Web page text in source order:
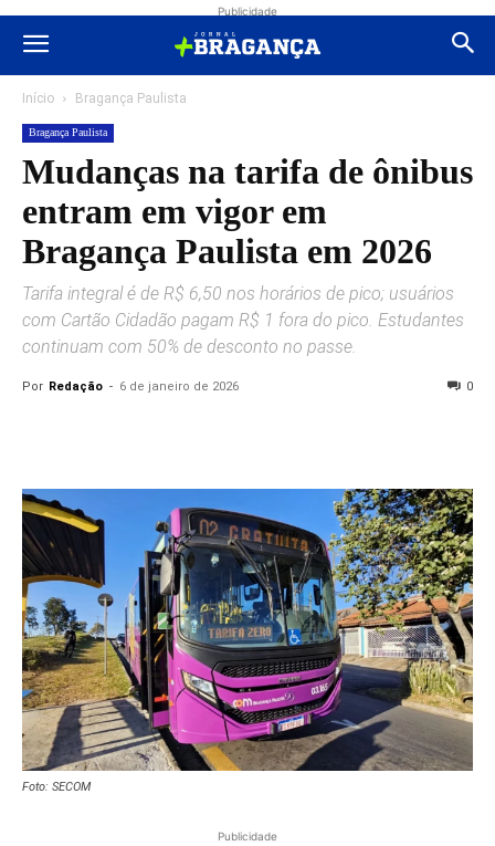
Publicidade
Início Bragança Paulista
Bragança Paulista
Mudanças na tarifa de ônibus
entram em vigor em
Bragança Paulista em 2026
Tarifa integral é de R$ 6,50 nos horários de pico; usuários
com Cartão Cidadão pagam R$ 1 fora do pico. Estudantes
continuam com 50% de desconto no passe.
Por Redação - 6 de janeiro de 2026 0
Foto: SECOM
Publicidade